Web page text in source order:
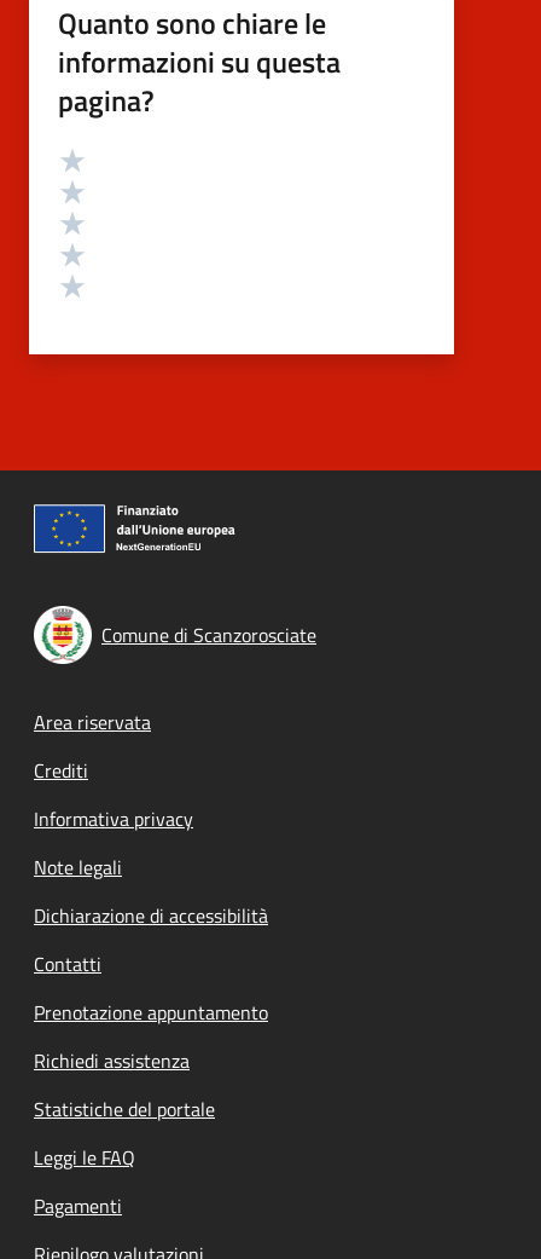
Quanto sono chiare le
informazioni su questa
pagina?
Valutazione
Comune di Scanzorosciate
Footer menu
Area riservata
Crediti
Informativa privacy
Note legali
Dichiarazione di accessibilità
Contatti
Prenotazione appuntamento
Richiedi assistenza
Statistiche del portale
Leggi le FAQ
Pagamenti